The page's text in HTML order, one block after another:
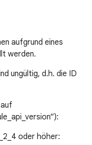
aufgrund eines
werden.
ungültig, d.h. die ID
oder höher: